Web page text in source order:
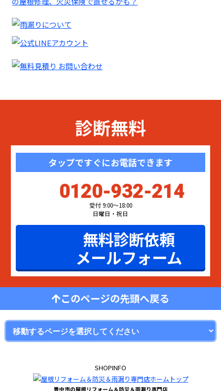
診断無料
タップですぐにお電話できます
0120-932-214
受付 9:00〜18:00
日曜日・祝日
無料診断依頼
メールフォーム
このページの先頭へ戻る
SHOPINFO
豊中市の屋根リフォーム＆防災＆雨漏り専門店